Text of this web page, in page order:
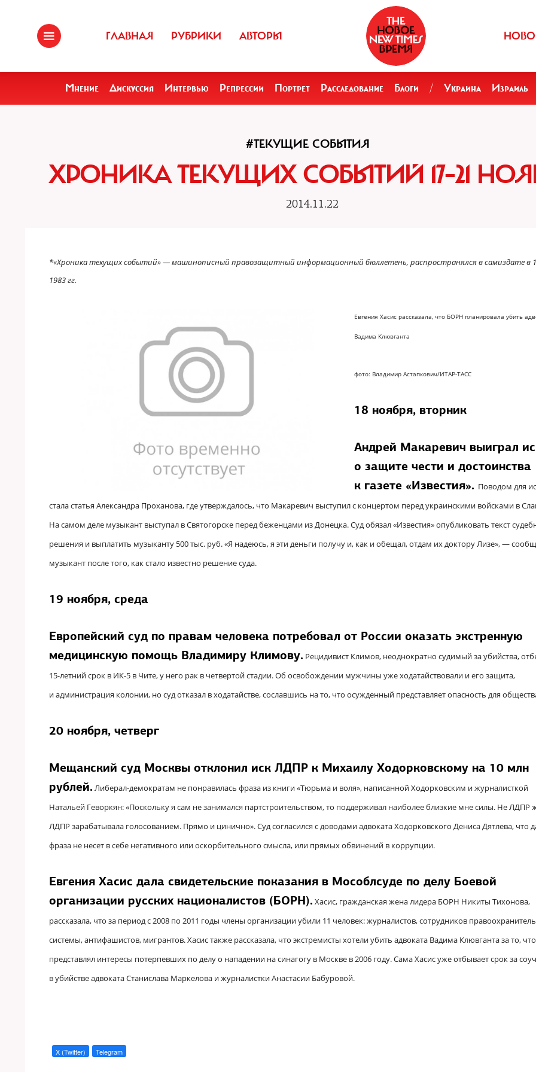
ГЛАВНАЯ РУБРИКИ АВТОРЫ
Мнение Дискуссия Интервью Репрессии Портрет Расследование Блоги / Украина Израиль
#ТЕКУЩИЕ СОБЫТИЯ
ХРОНИКА ТЕКУЩИХ СОБЫТИЙ 17–21
2014.11.22
*«Хроника текущих событий» — машинописный правозащитный информационный бюллетень, распространялся в самиздате в
1983 гг.
Евгения Хасис рассказала, что БОРН планировала убить
Вадима Клювганта
фото: Владимир Астапкович/ИТАР-ТАСС
18 ноября, вторник
Андрей Макаревич выиграл
о защите чести и достоинства
к газете «Известия». Поводом для
стала статья Александра Проханова, где утверждалось, что Макаревич выступил с концертом перед украинскими войсками в
На самом деле музыкант выступал в Святогорске перед беженцами из Донецка. Суд обязал «Известия» опубликовать текст
решения и выплатить музыканту 500 тыс. руб. «Я надеюсь, я эти деньги получу и, как и обещал, отдам их доктору Лизе», —
музыкант после того, как стало известно решение суда.
19 ноября, среда
Европейский суд по правам человека потребовал от России оказать экстренную
медицинскую помощь Владимиру Климову. Рецидивист Климов, неоднократно судимый за убийства,
15-летний срок в ИК-5 в Чите, у него рак в четвертой стадии. Об освобождении мужчины уже ходатайствовали и его защита,
и администрация колонии, но суд отказал в ходатайстве, сославшись на то, что осужденный представляет опасность для
20 ноября, четверг
Мещанский суд Москвы отклонил иск ЛДПР к Михаилу Ходорковскому на 10 млн
рублей. Либерал-демократам не понравилась фраза из книги «Тюрьма и воля», написанной Ходорковским и журналисткой
Натальей Геворкян: «Поскольку я сам не занимался партстроительством, то поддерживал наиболее близкие мне силы. Не ЛДПР
ЛДПР зарабатывала голосованием. Прямо и цинично». Суд согласился с доводами адвоката Ходорковского Дениса Дятлева, что
фраза не несет в себе негативного или оскорбительного смысла, или прямых обвинений в коррупции.
Евгения Хасис дала свидетельские показания в Мособлсуде по делу Боевой
организации русских националистов (БОРН). Хасис, гражданская жена лидера БОРН Никиты Тихонова,
рассказала, что за период с 2008 по 2011 годы члены организации убили 11 человек: журналистов, сотрудников
системы, антифашистов, мигрантов. Хасис также рассказала, что экстремисты хотели убить адвоката Вадима Клювганта за то,
представлял интересы потерпевших по делу о нападении на синагогу в Москве в 2006 году. Сама Хасис уже отбывает срок за
в убийстве адвоката Станислава Маркелова и журналистки Анастасии Бабуровой.
X (Twitter) Telegram